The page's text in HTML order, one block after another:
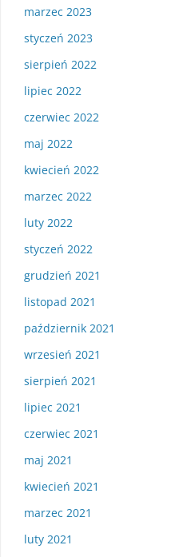
marzec 2023
styczeń 2023
sierpień 2022
lipiec 2022
czerwiec 2022
maj 2022
kwiecień 2022
marzec 2022
luty 2022
styczeń 2022
grudzień 2021
listopad 2021
październik 2021
wrzesień 2021
sierpień 2021
lipiec 2021
czerwiec 2021
maj 2021
kwiecień 2021
marzec 2021
luty 2021